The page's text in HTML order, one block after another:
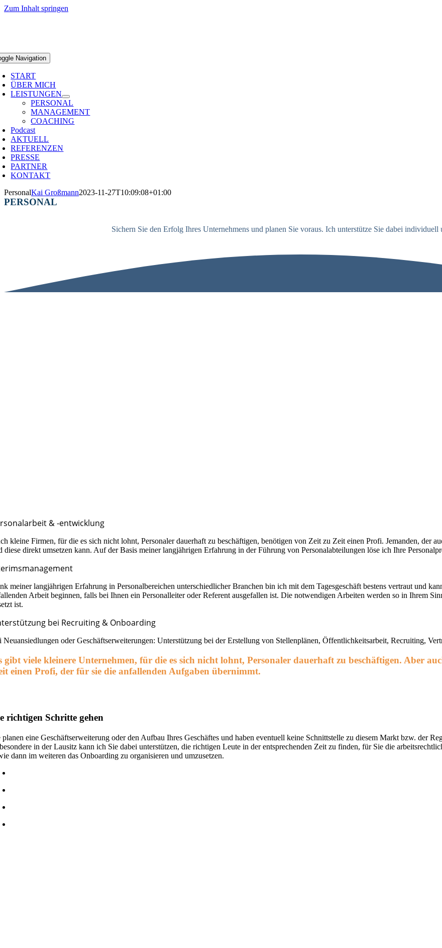
Zum Inhalt springen
Navigation
START
ÜBER MICH
LEISTUNGEN
PERSONAL
MANAGEMENT
COACHING
Podcast
AKTUELL
REFERENZEN
PRESSE
PARTNER
KONTAKT
PersonalKai Großmann2023-11-27T10:09:08+01:00
PERSONAL
Sichern Sie den Erfolg Ihres Unternehmens und planen Sie voraus. Ich unterstütze Sie dabei individuell
& -entwicklung
kleine Firmen, für die es sich nicht lohnt, Personaler dauerhaft zu beschäftigen, benötigen von Zeit zu Zeit einen Profi. Jemanden, der
diese direkt umsetzen kann. Auf der Basis meiner langjährigen Erfahrung in der Führung von Personalabteilungen löse ich Ihre
meiner langjährigen Erfahrung in Personalbereichen unterschiedlicher Branchen bin ich mit dem Tagesgeschäft bestens vertraut und
Arbeit beginnen, falls bei Ihnen ein Personalleiter oder Referent ausgefallen ist. Die notwendigen Arbeiten werden so in Ihrem
ist.
bei Recruiting & Onboarding
Neuansiedlungen oder Geschäftserweiterungen: Unterstützung bei der Erstellung von Stellenplänen, Öffentlichkeitsarbeit, Recruiting,
gibt viele kleinere Unternehmen, für die es sich nicht lohnt, Personaler dauerhaft zu beschäftigen. Aber
einen Profi, der für sie die anfallenden Aufgaben übernimmt.
richtigen Schritte gehen
planen eine Geschäftserweiterung oder den Aufbau Ihres Geschäftes und haben eventuell keine Schnittstelle zu diesem Markt bzw. der
in der Lausitz kann ich Sie dabei unterstützen, die richtigen Leute in der entsprechenden Zeit zu finden, für Sie die
dann im weiteren das Onboarding zu organisieren und umzusetzen.